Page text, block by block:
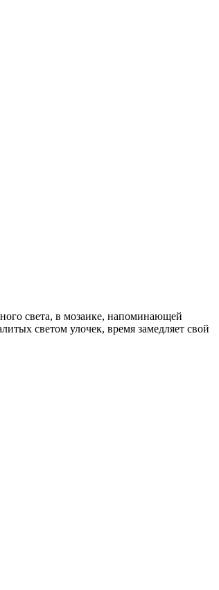
света, в мозаике, напоминающей
светом улочек, время замедляет свой